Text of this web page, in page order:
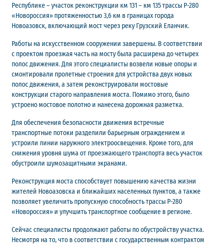
Республике – участок реконструкции км 131 – км 135 трассы Р-280
«Новороссия» протяженностью 3,6 км в границах города
Новоазовск, включающий мост через реку Грузский Еланчик.
Работы на искусственном сооружении завершены. В соответствии
с проектом проезжая часть на мосту была расширена до четырех
полос движения. Для этого специалисты возвели новые опоры и
смонтировали пролетные строения для устройства двух новых
полос движения, а затем реконструировали мостовые
конструкции старого направления моста. Помимо этого, было
устроено мостовое полотно и нанесена дорожная разметка.
Для обеспечения безопасности движения встречные
транспортные потоки разделили барьерным ограждением и
устроили линии наружного электроосвещения. Кроме того, для
снижения уровня шума от проезжающего транспорта весь участок
обустроили шумозащитными экранами.
Реконструкция моста способствует повышению качества жизни
жителей Новоазовска и ближайших населенных пунктов, а также
позволяет увеличить пропускную способность трассы Р-280
«Новороссия» и улучшить транспортное сообщение в регионе.
Сейчас специалисты продолжают работы по обустройству участка.
Несмотря на то, что в соответствии с государственным контрактом